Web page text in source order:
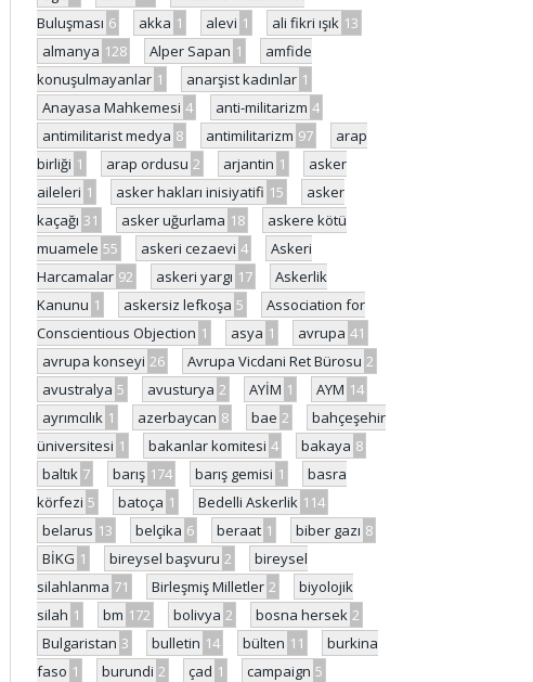
Buluşması 6 akka 1 alevi 1 ali fikri ışık 13
almanya 128 Alper Sapan 1
amfide
konuşulmayanlar 1 anarşist kadınlar 1
Anayasa Mahkemesi 4 anti-militarizm 4
antimilitarist medya 8 antimilitarizm 97
arap
birliği 1 arap ordusu 2 arjantin 1
asker
aileleri 1 asker hakları inisiyatifi 15
asker
kaçağı 31 asker uğurlama 18
askere kötü
muamele 55 askeri cezaevi 4
Askeri
Harcamalar 92 askeri yargı 17
Askerlik
Kanunu 1 askersiz lefkoşa 5
Association for
Conscientious Objection 1 asya 1 avrupa 41
avrupa konseyi 26 Avrupa Vicdani Ret Bürosu 2
avustralya 5 avusturya 2 AYİM 1 AYM 14
ayrımcılık 1 azerbaycan 8 bae 2
bahçeşehir
üniversitesi 1 bakanlar komitesi 4 bakaya 8
baltık 7 barış 174 barış gemisi 1
basra
körfezi 5 batoça 1 Bedelli Askerlik 114
belarus 13 belçika 6 beraat 1 biber gazı 8
BİKG 1 bireysel başvuru 2
bireysel
silahlanma 71 Birleşmiş Milletler 2
biyolojik
silah 1 bm 172 bolivya 2 bosna hersek 2
Bulgaristan 3 bulletin 14 bülten 11
burkina
faso 1 burundi 2 çad 1 campaign 5